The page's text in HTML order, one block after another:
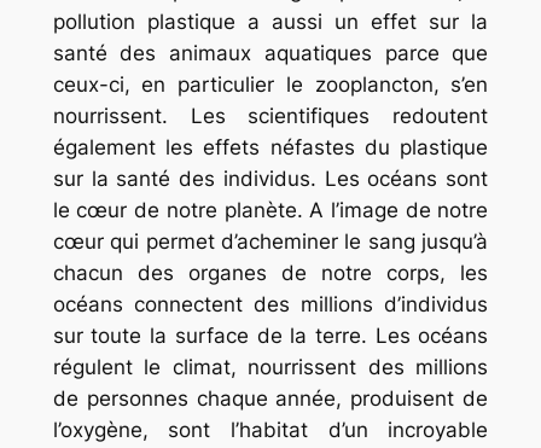
pollution plastique a aussi un effet sur la
santé des animaux aquatiques parce que
ceux-ci, en particulier le zooplancton, s’en
nourrissent. Les scientifiques redoutent
également les effets néfastes du plastique
sur la santé des individus. Les océans sont
le cœur de notre planète. A l’image de notre
cœur qui permet d’acheminer le sang jusqu’à
chacun des organes de notre corps, les
océans connectent des millions d’individus
sur toute la surface de la terre. Les océans
régulent le climat, nourrissent des millions
de personnes chaque année, produisent de
l’oxygène, sont l’habitat d’un incroyable